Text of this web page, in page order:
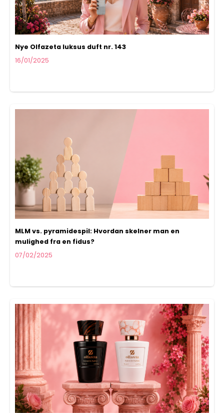
Nye Olfazeta luksus duft nr. 143
16/01/2025
MLM vs. pyramidespil: Hvordan skelner man en
mulighed fra en fidus?
07/02/2025